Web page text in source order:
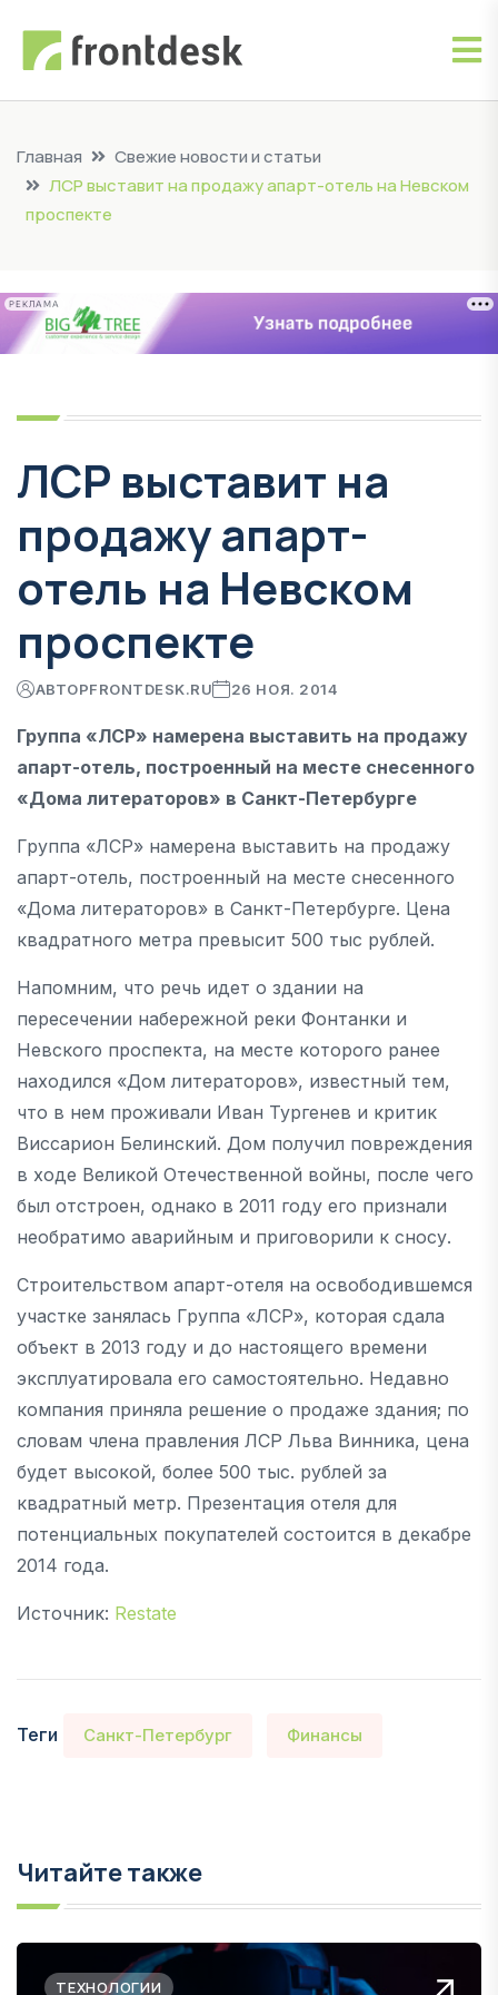
Главная
Свежие новости и статьи
ЛСР выставит на продажу апарт-отель на Невском
проспекте
РЕКЛАМА
ЛСР выставит на
продажу апарт-
отель на Невском
проспекте
АВТОРFRONTDESK.RU 26 НОЯ. 2014
Группа «ЛСР» намерена выставить на продажу
апарт-отель, построенный на месте снесенного
«Дома литераторов» в Санкт-Петербурге
Группа «ЛСР» намерена выставить на продажу
апарт-отель, построенный на месте снесенного
«Дома литераторов» в Санкт-Петербурге. Цена
квадратного метра превысит 500 тыс рублей.
Напомним, что речь идет о здании на
пересечении набережной реки Фонтанки и
Невского проспекта, на месте которого ранее
находился «Дом литераторов», известный тем,
что в нем проживали Иван Тургенев и критик
Виссарион Белинский. Дом получил повреждения
в ходе Великой Отечественной войны, после чего
был отстроен, однако в 2011 году его признали
необратимо аварийным и приговорили к сносу.
Строительством апарт-отеля на освободившемся
участке занялась Группа «ЛСР», которая сдала
объект в 2013 году и до настоящего времени
эксплуатировала его самостоятельно. Недавно
компания приняла решение о продаже здания; по
словам члена правления ЛСР Льва Винника, цена
будет высокой, более 500 тыс. рублей за
квадратный метр. Презентация отеля для
потенциальных покупателей состоится в декабре
2014 года.
Источник: Restate
Теги Санкт-Петербург Финансы
Читайте также
ТЕХНОЛОГИИ